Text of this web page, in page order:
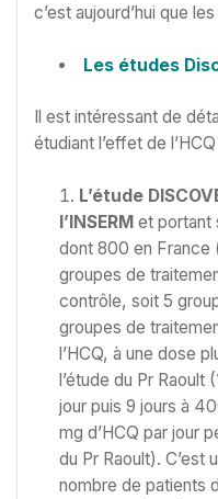
c’est aujourd’hui que
Les études
Il est intéressant de
étudiant l’effet de
L’étude
l’INSERM et portant
dont 800 en France
groupes de
contrôle, soit 5
groupes de
l’HCQ, à une dose
l’étude du Pr Raoult
jour puis 9 jours à
mg d’HCQ par jour
du Pr Raoult). C’est
nombre de patients